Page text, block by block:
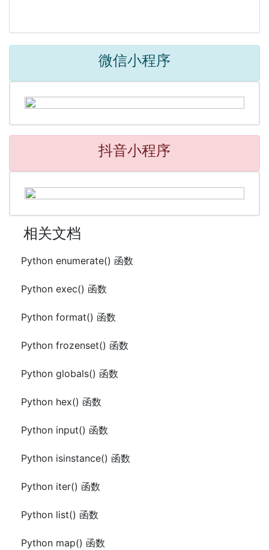
微信小程序
抖音小程序
相关文档
Python enumerate() 函数
Python exec() 函数
Python format() 函数
Python frozenset() 函数
Python globals() 函数
Python hex() 函数
Python input() 函数
Python isinstance() 函数
Python iter() 函数
Python list() 函数
Python map() 函数